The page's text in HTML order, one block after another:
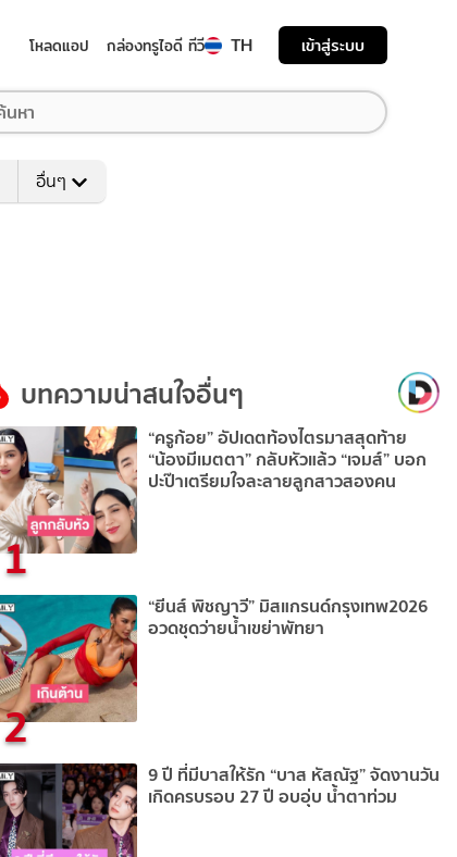
โหลดแอป กล่องทรูไอดี ทีวี TH เข้าสู่ระบบ
อื่นๆ
บทความน่าสนใจอื่นๆ
1
“ครูก้อย” อัปเดตท้องไตรมาสสุดท้าย
“น้องมีเมตตา” กลับหัวแล้ว “เจมส์” บอก
ปะป๊าเตรียมใจละลายลูกสาวสองคน
2
“ยีนส์ พิชญาวี” มิสแกรนด์กรุงเทพ2026
อวดชุดว่ายน้ำเขย่าพัทยา
9 ปี ที่มีบาสให้รัก “บาส หัสณัฐ” จัดงานวัน
เกิดครบรอบ 27 ปี อบอุ่บ น้ำตาท่วม